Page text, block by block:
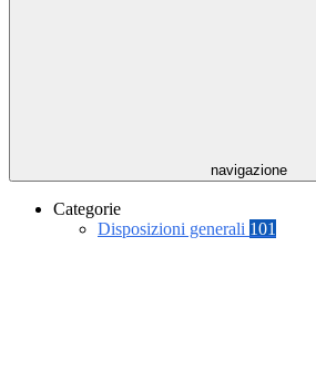
navigazione
Categorie
Disposizioni generali 101